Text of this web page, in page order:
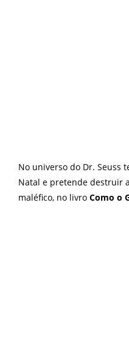
No universo do Dr. Seuss
Natal e pretende destruir
maléfico, no livro Como o